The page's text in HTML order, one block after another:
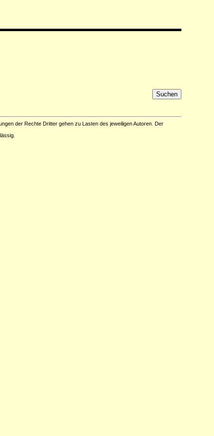
der Rechte Dritter gehen zu Lasten des jeweiligen Autoren. Der